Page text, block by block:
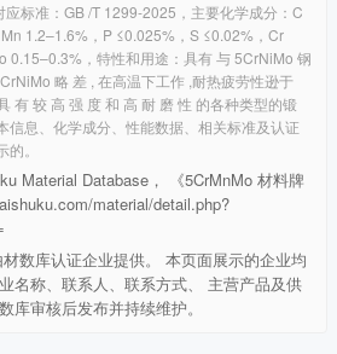
标准：GB /T 1299-2025，主要化学成分：C
1.2–1.6%，P ≤0.025%，S ≤0.02%，Cr
0.15–0.3%，特性和用途：具有 与 5CrNiMo 钢
略 差 , 在高温下工作 ,耐热疲劳性逊于
有 较 高 强 度 和 高 耐 磨 性 的各种类型的锻
信息、化学成分、性能数据、相关标准及认证
。
Material Database， 《5CrMnMo 材料牌
material/detail.php?
数库认证企业提供。 本页面展示的企业均
名称、联系人、联系方式、 主营产品及供
库审核后发布并持续维护。